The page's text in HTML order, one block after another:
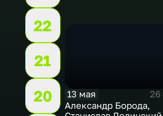
22
21
20
13 мая
26
Александр Борода,